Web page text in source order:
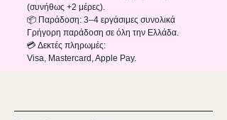
(συνήθως +2 μέρες).
📦 Παράδοση: 3–4 εργάσιμες συνολικά
Γρήγορη παράδοση σε όλη την Ελλάδα.
💳 Δεκτές πληρωμές:
Visa, Mastercard, Apple Pay.